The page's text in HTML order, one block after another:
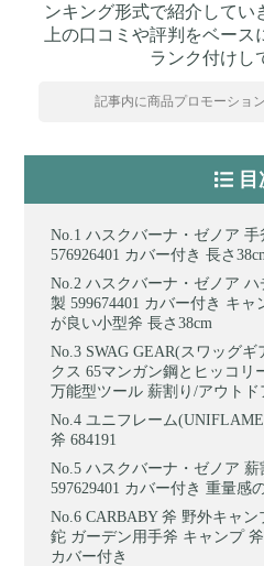
ンキング形式で紹介してい
上の口コミや評判をベース
ランク付けし
記事内に商品プロモーショ
目
ハスクバーナ・ゼノア
576926401 カバー付き 長さ
ハスクバーナ・ゼノア
製 599674401 カバー付き キ
が良い小型斧 長さ38cm
SWAG GEAR(スワッグ
クス 65マンガン鋼とヒッコリ
万能型ツール 薪割り/アウト
ユニフレーム
斧 684191
ハスクバーナ・ゼノア 薪
597629401 カバー付き 重量感
CARBABY 斧 野外キャン
鉈 ガーデン用手斧 キャンプ
カバー付き